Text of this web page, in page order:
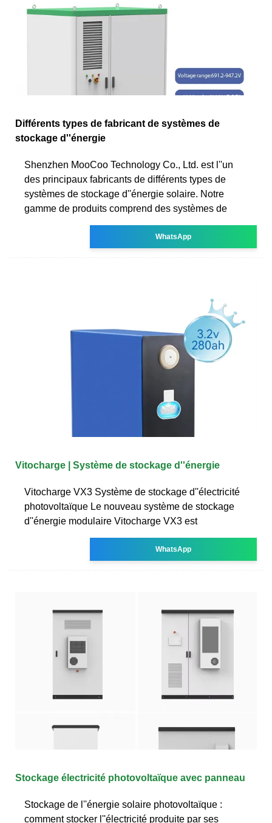
Différents types de fabricant de systèmes de
stockage d''énergie
Shenzhen MooCoo Technology Co., Ltd. est l''un
des principaux fabricants de différents types de
systèmes de stockage d''énergie solaire. Notre
gamme de produits comprend des systèmes de
WhatsApp
Vitocharge | Système de stockage d''énergie
Vitocharge VX3 Système de stockage d''électricité
photovoltaïque Le nouveau système de stockage
d''énergie modulaire Vitocharge VX3 est
WhatsApp
Stockage électricité photovoltaïque avec panneau
Stockage de l''énergie solaire photovoltaïque :
comment stocker l''électricité produite par ses